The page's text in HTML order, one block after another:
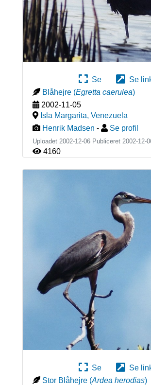
Se
Se
Blåhejre (Egretta caerulea)
2002-11-05
Isla Margarita, Venezuela
Henrik Madsen - Se profil
Uploadet 2002-12-06 Publiceret 2002-12-
4160
Se
Se
Stor Blåhejre (Ardea herodias)